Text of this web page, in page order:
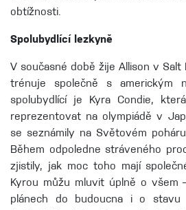
obtížnosti.
Spolubydlící lezkyně
V současné době žije Allison v
trénuje společně s americkým
spolubydlící je Kyra Condie,
reprezentovat na olympiádě v
se seznámily na Světovém
Během odpoledne stráveného
zjistily, jak moc toho mají
Kyrou můžu mluvit úplně o všem
plánech do budoucna i o stavu